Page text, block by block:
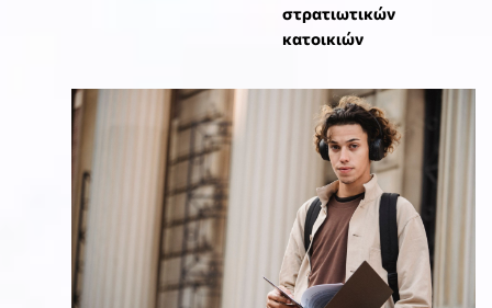
στρατιωτικών
κατοικιών